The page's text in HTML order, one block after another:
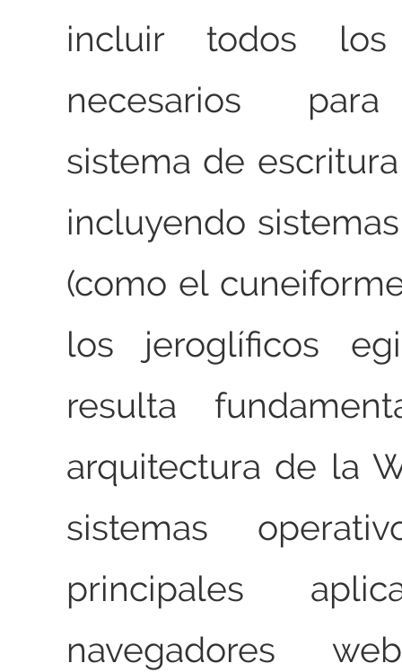
incluir todos los
necesarios
sistema de
incluyendo
(como el
los jeroglíficos
resulta
arquitectura de la
sistemas
principales
navegadores